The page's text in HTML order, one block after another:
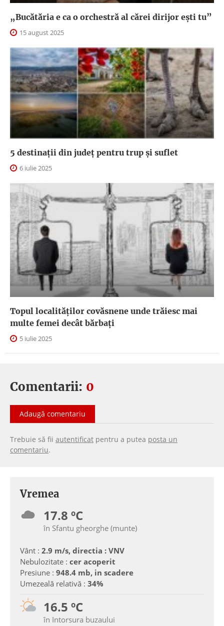
„Bucătăria e ca o orchestră al cărei dirijor ești tu”
15 august 2025
5 destinații din județ pentru trup și suflet
6 iulie 2025
Topul localităților covăsnene unde trăiesc mai
multe femei decât bărbați
5 iulie 2025
Comentarii: 0
Adaugă comentariu
Trebuie să fii autentificat pentru a putea posta un
comentariu.
Vremea
17.8 ºC
în Sfantu gheorghe (munte)
Vânt : 2.9 m/s, directia : VNV
Nebulozitate : cer acoperit
Presiune : 948.4 mb, in scadere
Umezeală relativă : 34%
16.5 ºC
în Intorsura buzaului